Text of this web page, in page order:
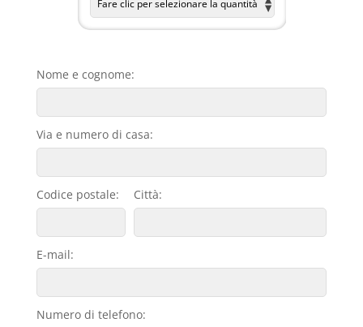
Nome e cognome:
Via e numero di casa:
Codice postale: Città:
E-mail:
Numero di telefono: